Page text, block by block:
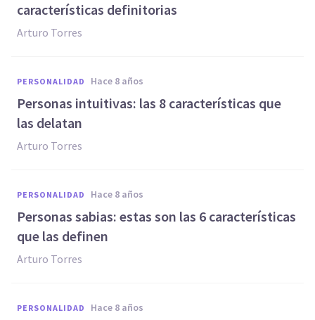
características definitorias
Arturo Torres
PERSONALIDAD hace 8 años
Personas intuitivas: las 8 características que
las delatan
Arturo Torres
PERSONALIDAD hace 8 años
Personas sabias: estas son las 6 características
que las definen
Arturo Torres
PERSONALIDAD hace 8 años